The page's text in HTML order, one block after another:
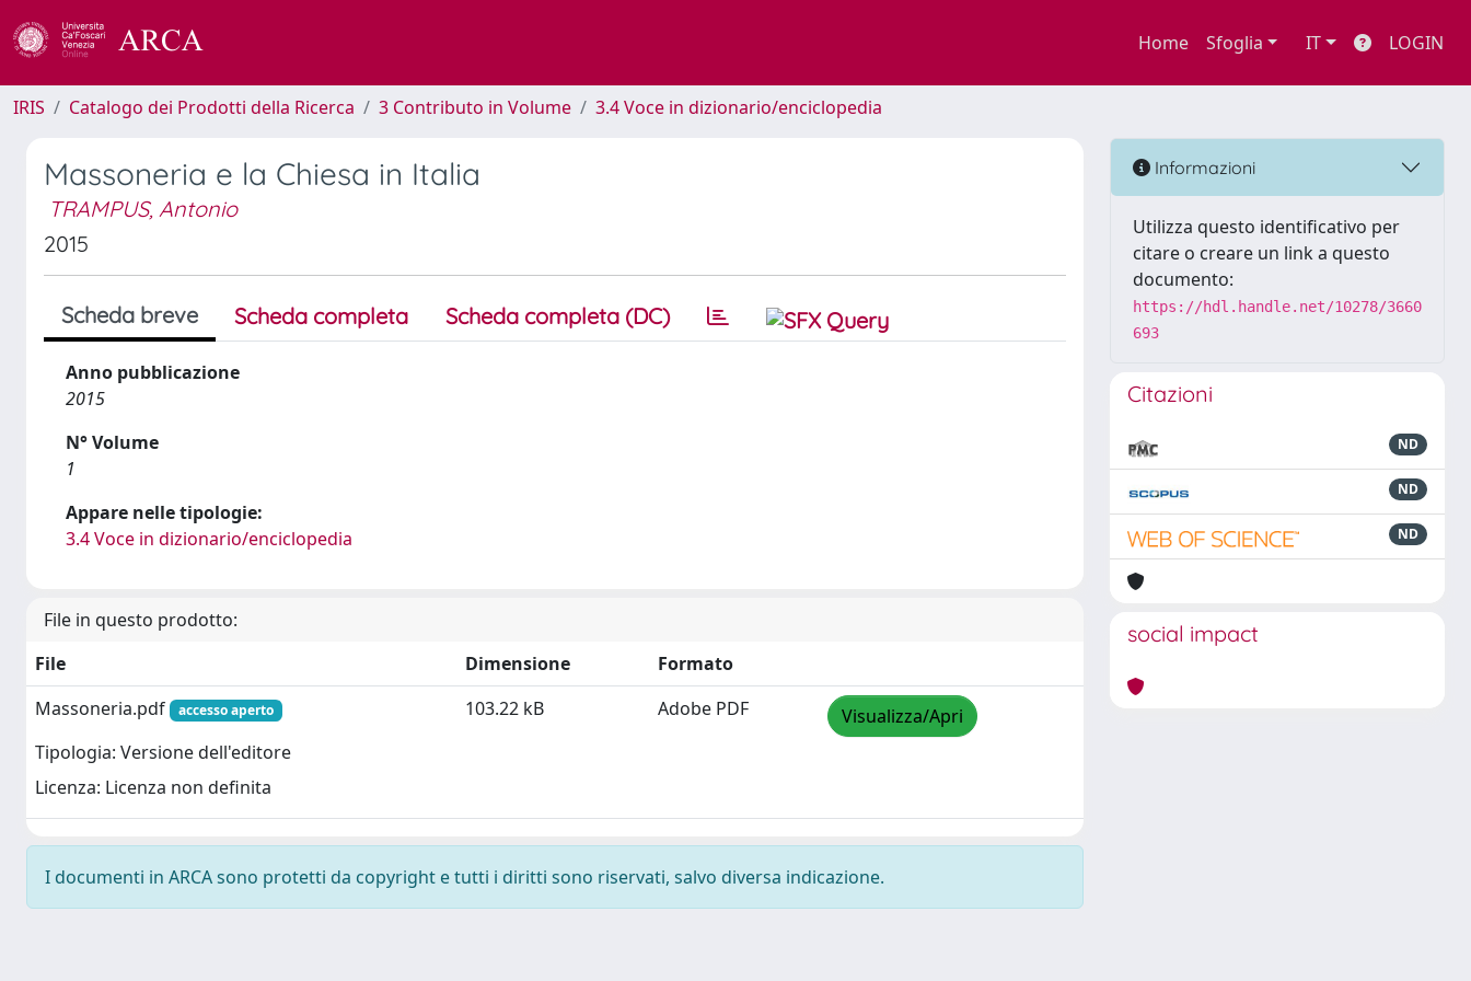
Home Sfoglia IT LOGIN
IRIS Catalogo dei Prodotti della Ricerca 3 Contributo in Volume 3.4 Voce in dizionario/enciclopedia
Massoneria e la Chiesa in Italia
TRAMPUS, Antonio
2015
Scheda breve Scheda completa Scheda completa (DC)
Anno pubblicazione
2015
N° Volume
1
Appare nelle tipologie:
3.4 Voce in dizionario/enciclopedia
File in questo prodotto:
File
Dimensione
Formato
Massoneria.pdf
accesso aperto
Tipologia: Versione dell'editore
Licenza: Licenza non definita
103.22 kB Adobe PDF Visualizza/Apri
I documenti in ARCA sono protetti da copyright e tutti i diritti sono riservati, salvo diversa indicazione.
Informazioni
Utilizza questo identificativo per
citare o creare un link a questo
documento:
https://hdl.handle.net/10278/3660
693
Citazioni
ND
ND
ND
social impact